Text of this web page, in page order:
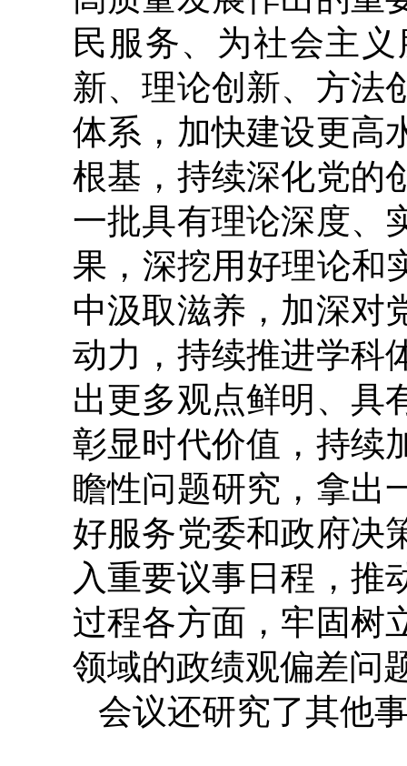
民服务、为社会主
新、理论创新、方法
体系，加快建设更高
根基，持续深化党的
一批具有理论深度、
果，深挖用好理论和
中汲取滋养，加深对
动力，持续推进学科
出更多观点鲜明、具
彰显时代价值，持续
瞻性问题研究，拿出
好服务党委和政府决
入重要议事日程，推
过程各方面，牢固树
领域的政绩观偏差问
会议还研究了其他